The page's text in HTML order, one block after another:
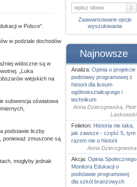
w Polsce”.
w podziale dochodów
widoczne są w
„Luka
wiejskich na
subwencja oświatowa
podstawie liczby
ponieważ zmuszone są
mogłyby jednak
Zaawansowane opcje
wyszukiwania
Najnowsze
Analiza: Opinia o projekcie
podstawy programowej z
historii dla liceum
ogólnokształcącego i
technikum
Anna Dzierzgowska, Piotr
Laskowski
Felieton: Historia nie taka,
jak zawsze - część 5, tym
razem nie o historii
Anna Dzierzgowska
Akcja: Opinia Spolecznego
Monitora Edukacji o
podstawie programowej
dla szkól branżowych